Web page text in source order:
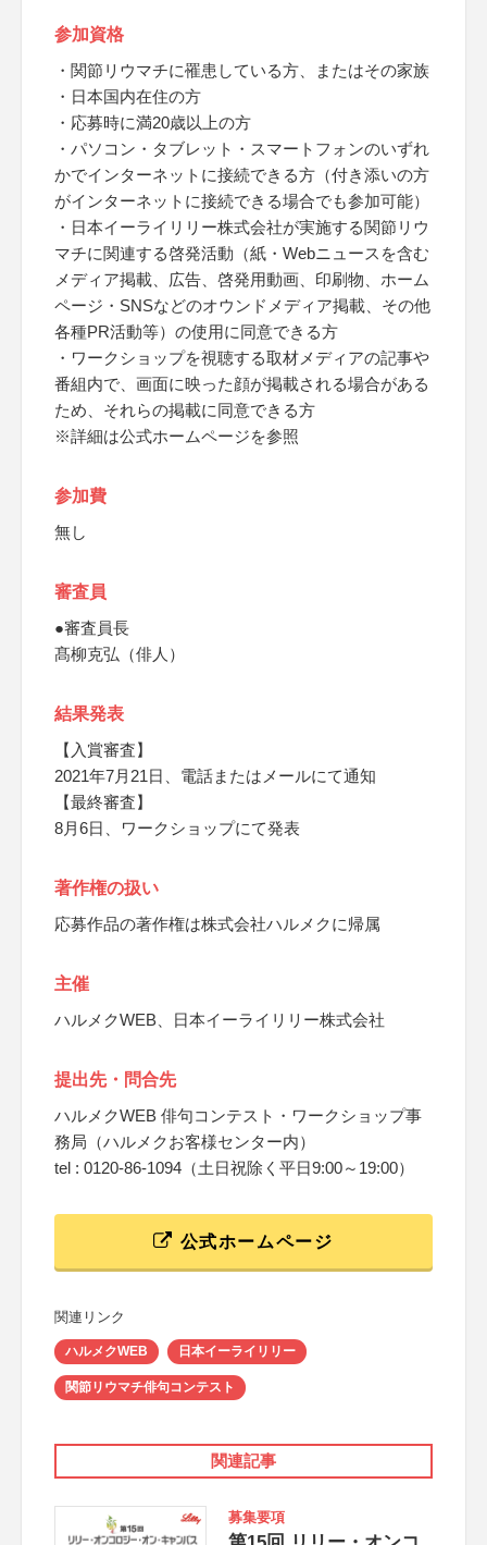
参加資格
・関節リウマチに罹患している方、またはその家族
・日本国内在住の方
・応募時に満20歳以上の方
・パソコン・タブレット・スマートフォンのいずれ
かでインターネットに接続できる方（付き添いの方
がインターネットに接続できる場合でも参加可能）
・日本イーライリリー株式会社が実施する関節リウ
マチに関連する啓発活動（紙・Webニュースを含む
メディア掲載、広告、啓発用動画、印刷物、ホーム
ページ・SNSなどのオウンドメディア掲載、その他
各種PR活動等）の使用に同意できる方
・ワークショップを視聴する取材メディアの記事や
番組内で、画面に映った顔が掲載される場合がある
ため、それらの掲載に同意できる方
※詳細は公式ホームページを参照
参加費
無し
審査員
●審査員長
髙柳克弘（俳人）
結果発表
【入賞審査】
2021年7月21日、電話またはメールにて通知
【最終審査】
8月6日、ワークショップにて発表
著作権の扱い
応募作品の著作権は株式会社ハルメクに帰属
主催
ハルメクWEB、日本イーライリリー株式会社
提出先・問合先
ハルメクWEB 俳句コンテスト・ワークショップ事
務局（ハルメクお客様センター内）
tel : 0120-86-1094（土日祝除く平日9:00～19:00）
公式ホームページ
関連リンク
ハルメクWEB 日本イーライリリー
関節リウマチ俳句コンテスト
関連記事
募集要項